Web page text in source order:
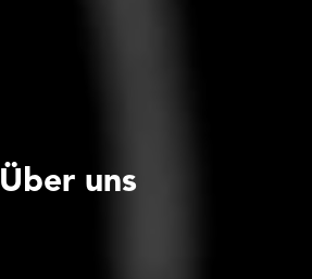
Über uns